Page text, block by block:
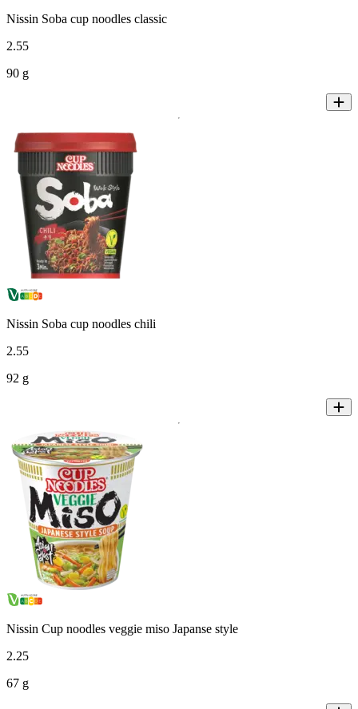
Nissin Soba cup noodles classic
2.55
90 g
Nissin Soba cup noodles chili
2.55
92 g
Nissin Cup noodles veggie miso Japanse style
2.25
67 g